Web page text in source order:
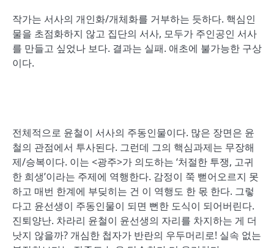
작가는 서사의 개인화/개체화를 거부하는 듯하다. 핵심인
물을 초점화하지 않고 집단의 서사, 모두가 주인공인 서사
를 만들고 싶었나 보다. 결과는 실패. 애초에 불가능한 구상
이다.
전체적으로 윤철이 서사의 주동인물이다. 많은 장면은 윤
철의 관점에서 투사된다. 그런데 그의 핵심과제는 무장해
제/승복이다. 이는 <광주>가 의도하는 ‘처절한 투쟁, 고귀
한 희생’이라는 주제에 역행한다. 감정이 쭉 뻗어오르지 못
하고 매번 한계에 부딪히는 건 이 역행도 한 몫 한다. 그렇
다고 윤선생이 주동인물이 되면 뻔한 도식이 되어버린다.
진퇴양난. 차라리 윤철이 윤선생의 자리를 차지하는 게 더
낫지 않을까? 개심한 첩자가 반란의 우두머리로! 실속 없는